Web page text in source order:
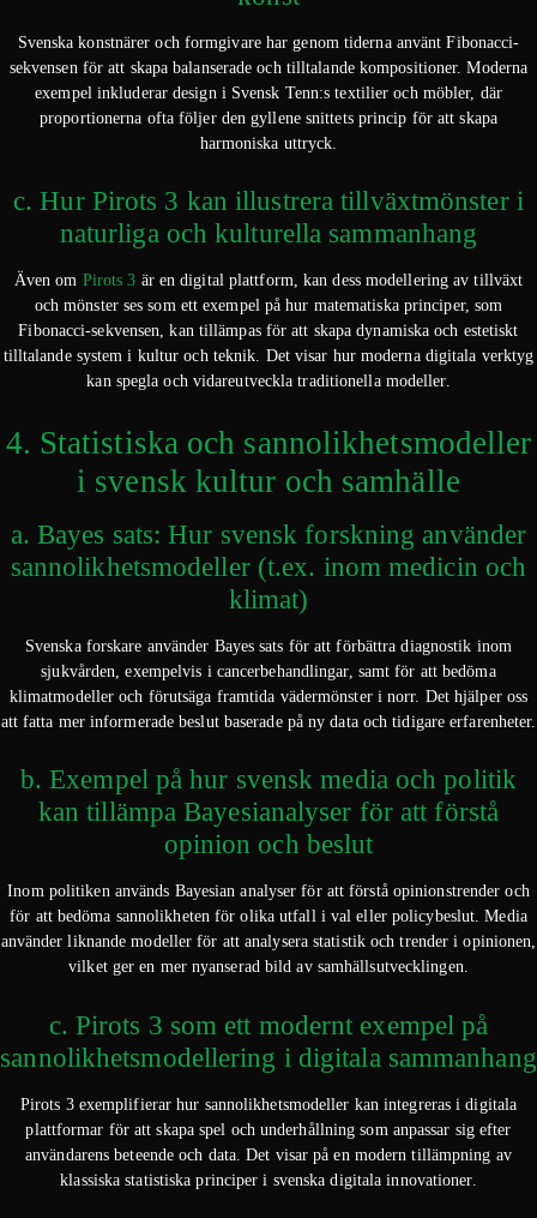
Svenska konstnärer och formgivare har genom tiderna använt Fibonacci-
sekvensen för att skapa balanserade och tilltalande kompositioner. Moderna
exempel inkluderar design i Svensk Tenn:s textilier och möbler, där
proportionerna ofta följer den gyllene snittets princip för att skapa
harmoniska uttryck.
c. Hur Pirots 3 kan illustrera tillväxtmönster i
naturliga och kulturella sammanhang
Även om Pirots 3 är en digital plattform, kan dess modellering av tillväxt
och mönster ses som ett exempel på hur matematiska principer, som
Fibonacci-sekvensen, kan tillämpas för att skapa dynamiska och estetiskt
tilltalande system i kultur och teknik. Det visar hur moderna digitala verktyg
kan spegla och vidareutveckla traditionella modeller.
4. Statistiska och sannolikhetsmodeller
i svensk kultur och samhälle
a. Bayes sats: Hur svensk forskning använder
sannolikhetsmodeller (t.ex. inom medicin och
klimat)
Svenska forskare använder Bayes sats för att förbättra diagnostik inom
sjukvården, exempelvis i cancerbehandlingar, samt för att bedöma
klimatmodeller och förutsäga framtida vädermönster i norr. Det hjälper oss
att fatta mer informerade beslut baserade på ny data och tidigare erfarenheter.
b. Exempel på hur svensk media och politik
kan tillämpa Bayesianalyser för att förstå
opinion och beslut
Inom politiken används Bayesian analyser för att förstå opinionstrender och
för att bedöma sannolikheten för olika utfall i val eller policybeslut. Media
använder liknande modeller för att analysera statistik och trender i opinionen,
vilket ger en mer nyanserad bild av samhällsutvecklingen.
c. Pirots 3 som ett modernt exempel på
sannolikhetsmodellering i digitala sammanhang
Pirots 3 exemplifierar hur sannolikhetsmodeller kan integreras i digitala
plattformar för att skapa spel och underhållning som anpassar sig efter
användarens beteende och data. Det visar på en modern tillämpning av
klassiska statistiska principer i svenska digitala innovationer.